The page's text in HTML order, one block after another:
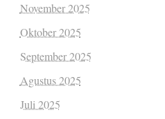
November 2025
Oktober 2025
September 2025
Agustus 2025
Juli 2025